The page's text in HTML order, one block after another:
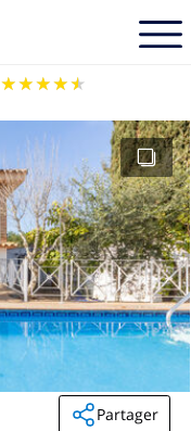
★★★★★
★★★★★
Partager